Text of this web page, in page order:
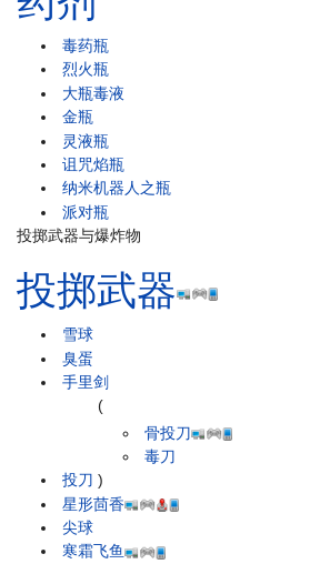
毒药瓶
烈火瓶
大瓶毒液
金瓶
灵液瓶
诅咒焰瓶
纳米机器人之瓶
派对瓶
投掷武器与爆炸物
投掷武器
雪球
臭蛋
手里剑
投刀
(
骨投刀
毒刀
)
星形茴香
尖球
寒霜飞鱼